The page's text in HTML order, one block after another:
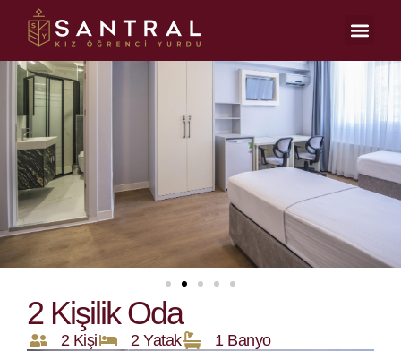
2 Kişilik Oda
2 Kişi 2 Yatak 1 Banyo